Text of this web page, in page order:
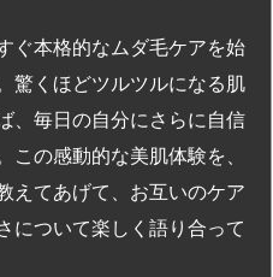
ぐ本格的なムダ毛ケアを始
驚くほどツルツルになる肌
、毎日の自分にさらに自信
の感動的な美肌体験を、
えてあげて、お互いのケア
について楽しく語り合って